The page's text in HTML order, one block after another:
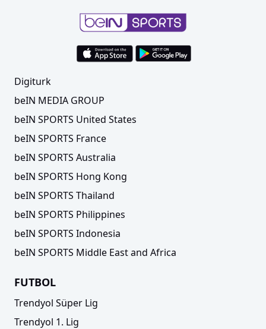
Digiturk
beIN MEDIA GROUP
beIN SPORTS United States
beIN SPORTS France
beIN SPORTS Australia
beIN SPORTS Hong Kong
beIN SPORTS Thailand
beIN SPORTS Philippines
beIN SPORTS Indonesia
beIN SPORTS Middle East and Africa
FUTBOL
Trendyol Süper Lig
Trendyol 1. Lig